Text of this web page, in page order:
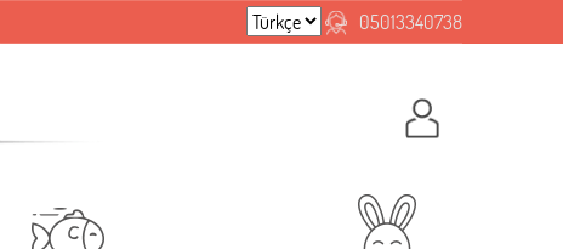
05013340738